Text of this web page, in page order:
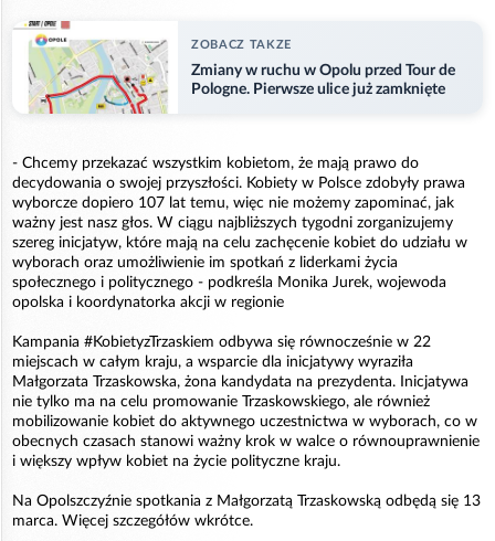
ZOBACZ TAKZE
Zmiany w ruchu w Opolu przed Tour de
Pologne. Pierwsze ulice już zamknięte
- Chcemy przekazać wszystkim kobietom, że mają prawo do
decydowania o swojej przyszłości. Kobiety w Polsce zdobyły prawa
wyborcze dopiero 107 lat temu, więc nie możemy zapominać, jak
ważny jest nasz głos. W ciągu najbliższych tygodni zorganizujemy
szereg inicjatyw, które mają na celu zachęcenie kobiet do udziału w
wyborach oraz umożliwienie im spotkań z liderkami życia
społecznego i politycznego - podkreśla Monika Jurek, wojewoda
opolska i koordynatorka akcji w regionie
Kampania #KobietyzTrzaskiem odbywa się równocześnie w 22
miejscach w całym kraju, a wsparcie dla inicjatywy wyraziła
Małgorzata Trzaskowska, żona kandydata na prezydenta. Inicjatywa
nie tylko ma na celu promowanie Trzaskowskiego, ale również
mobilizowanie kobiet do aktywnego uczestnictwa w wyborach, co w
obecnych czasach stanowi ważny krok w walce o równouprawnienie
i większy wpływ kobiet na życie polityczne kraju.
Na Opolszczyźnie spotkania z Małgorzatą Trzaskowską odbędą się 13
marca. Więcej szczegółów wkrótce.